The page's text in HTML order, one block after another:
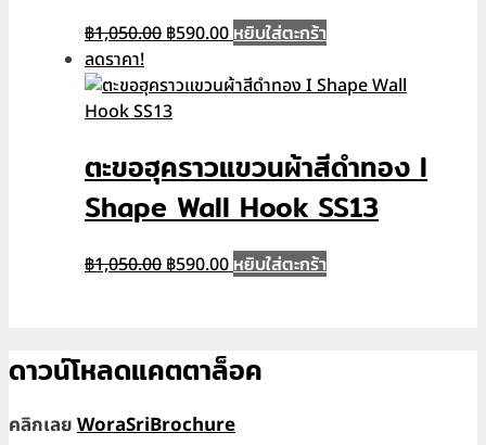
฿1,050.00 Original
was:
฿1,050.00.
฿590.00Current
is:
หยิบใส่ตะกร้า
ลดราคา!
ตะขอฮุคราวแขวนผ้าสีดำทอง I
Shape Wall Hook SS13
฿1,050.00 Original
฿590.00Current
หยิบใส่ตะกร้า
ดาวน์โหลดแคตตาล็อค
คลิกเลยWoraSriBrochure